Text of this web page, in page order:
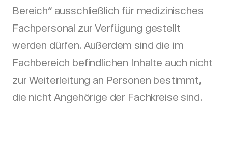
Bereich“ ausschließlich für medizinisches
Fachpersonal zur Verfügung gestellt
werden dürfen. Außerdem sind die im
Fachbereich befindlichen Inhalte auch nicht
zur Weiterleitung an Personen bestimmt,
die nicht Angehörige der Fachkreise sind.